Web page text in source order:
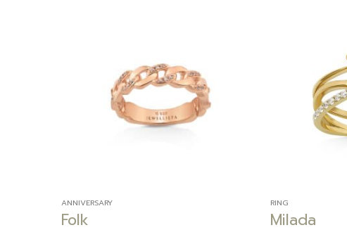
ANNIVERSARY
Folk
RING
Milada